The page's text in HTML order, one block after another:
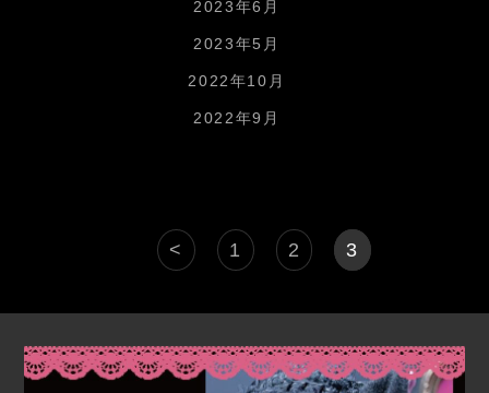
2023年6月
2023年5月
2022年10月
2022年9月
投
稿
ー
送
り
< 1 2 3